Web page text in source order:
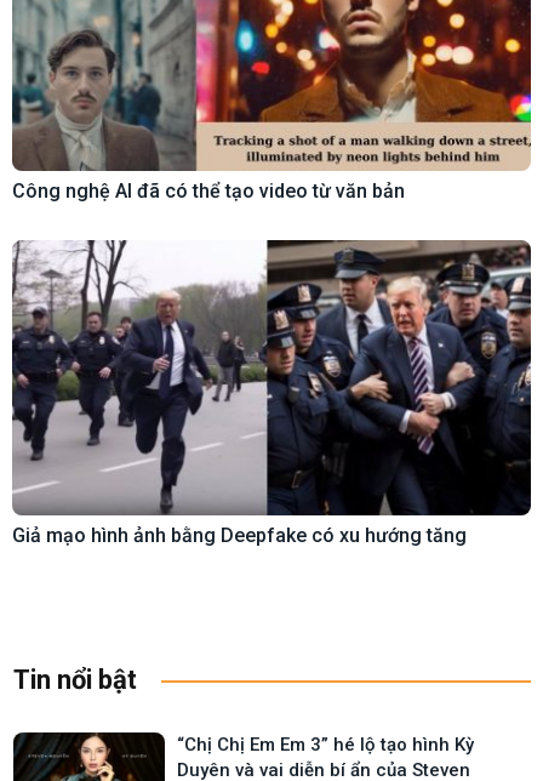
Công nghệ AI đã có thể tạo video từ văn bản
Giả mạo hình ảnh bằng Deepfake có xu hướng tăng
Tin nổi bật
“Chị Chị Em Em 3” hé lộ tạo hình Kỳ
Duyên và vai diễn bí ẩn của Steven